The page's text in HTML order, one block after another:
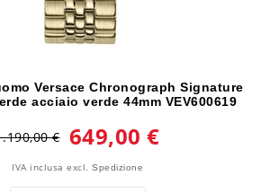
Versace Chronograph Signature
acciaio verde 44mm VEV600619
€ 649,00 €
IVA inclusa excl. Spedizione